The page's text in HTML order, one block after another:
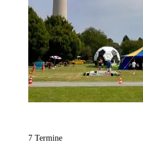
Kategorie
Sonstiges
7 Termine